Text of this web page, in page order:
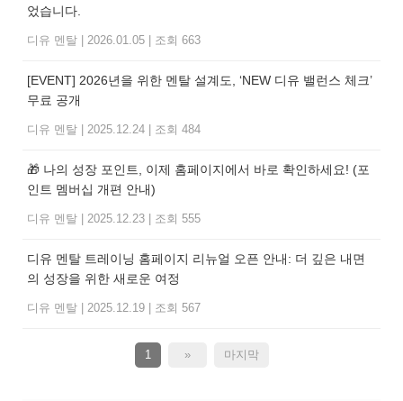
었습니다.
디유 멘탈 2026.01.05 조회 663
[EVENT] 2026년을 위한 멘탈 설계도, ‘NEW 디유 밸런스 체크’
무료 공개
디유 멘탈 2025.12.24 조회 484
🎁 나의 성장 포인트, 이제 홈페이지에서 바로 확인하세요! (포
인트 멤버십 개편 안내)
디유 멘탈 2025.12.23 조회 555
디유 멘탈 트레이닝 홈페이지 리뉴얼 오픈 안내: 더 깊은 내면
의 성장을 위한 새로운 여정
디유 멘탈 2025.12.19 조회 567
1 » 마지막